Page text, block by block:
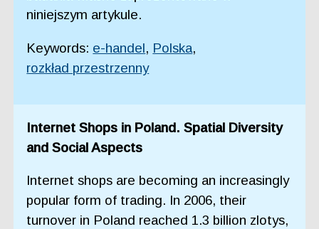
niniejszym artykule.
Keywords: e-handel, Polska,
rozkład przestrzenny
Internet Shops in Poland. Spatial Diversity
and Social Aspects
Internet shops are becoming an increasingly
popular form of trading. In 2006, their
turnover in Poland reached 1.3 billion zlotys,